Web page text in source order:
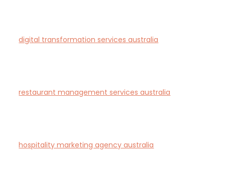
digital transformation services australia
restaurant management services australia
hospitality marketing agency australia